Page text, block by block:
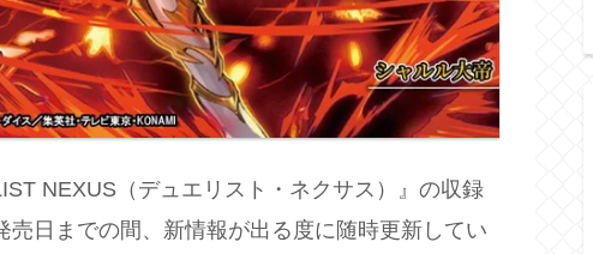
NEXUS（デュエリスト・ネクサス）』の収録
日までの間、新情報が出る度に随時更新してい